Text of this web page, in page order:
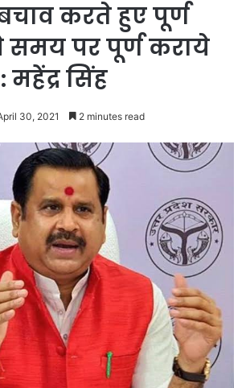
करते हुए पूर्ण
समय पर पूर्ण कराये
महेंद्र सिंह
30, 2021 2 minutes read